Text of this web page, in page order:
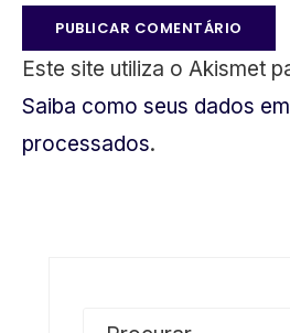
Este site utiliza o Akismet
Saiba como seus dados
processados.